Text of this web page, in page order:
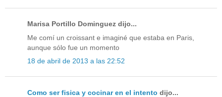
Marisa Portillo Dominguez dijo...
Me comí un croissant e imaginé que estaba en Paris,
aunque sólo fue un momento
18 de abril de 2013 a las 22:52
Como ser fisica y cocinar en el intento dijo...